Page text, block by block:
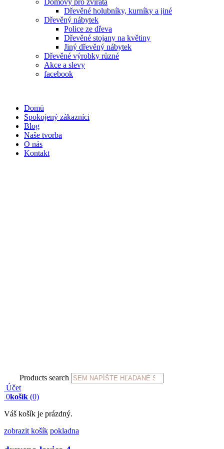
Dřevěné holubníky, kurníky a jiné
Dřevěný nábytek
Police ze dřeva
Dřevěné stojany na květiny
Jiný dřevěný nábytek
Dřevěné výrobky různé
Akce a slevy
facebook
Domů
Spokojený zákazníci
Blog
Naše tvorba
O nás
Kontakt
Products search
Účet
0košík (0)
Váš košík je prázdný.
zobrazit košík pokladna